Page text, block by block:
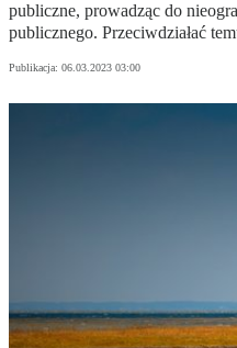
publiczne, prowadząc do
publicznego. Przeciwdziałać
Publikacja: 06.03.2023 03:00